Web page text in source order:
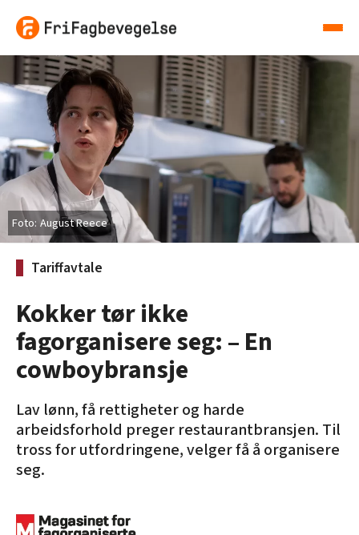
August Reece
Tariffavtale
Kokker tør ikke
fagorganisere seg: – En
cowboybransje
Lav lønn, få rettigheter og harde
arbeidsforhold preger restaurantbransjen. Til
tross for utfordringene, velger få å organisere
seg.